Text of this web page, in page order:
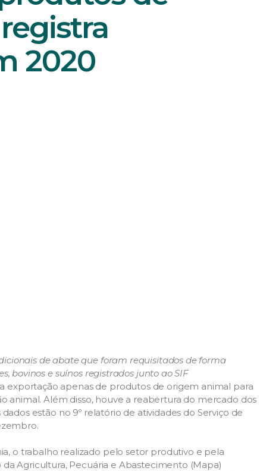
2020
de abate que foram requisitados de forma
bovinos e suínos registrados junto ao SIF
exportação apenas de produtos de origem animal para
animal. Além disso, houve a reabertura do mercado dos
estão no 9º relatório de atividades do Serviço de
o trabalho realizado pelo setor produtivo e pela
Agricultura, Pecuária e Abastecimento (Mapa)